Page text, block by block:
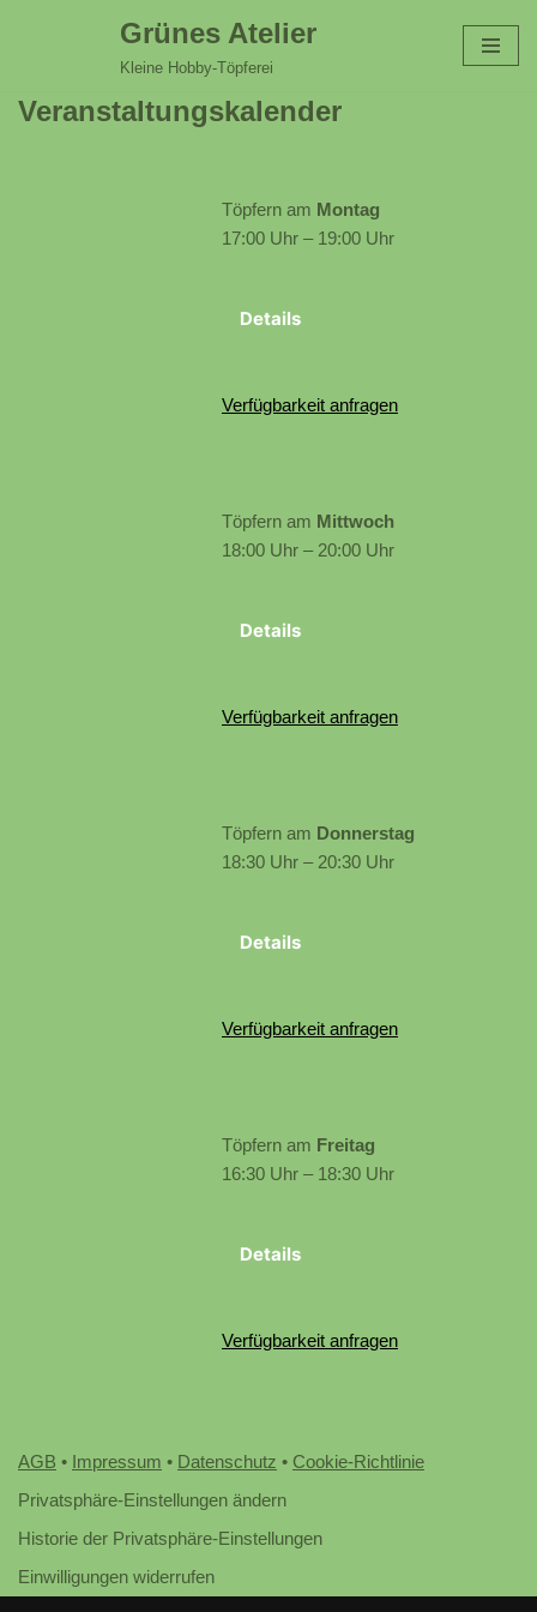
springen
Grünes Atelier
Kleine Hobby-Töpferei
Veranstaltungskalender
Töpfern am Montag
17:00 Uhr – 19:00 Uhr
Details
Verfügbarkeit anfragen
Töpfern am Mittwoch
18:00 Uhr – 20:00 Uhr
Details
Verfügbarkeit anfragen
Töpfern am Donnerstag
18:30 Uhr – 20:30 Uhr
Details
Verfügbarkeit anfragen
Töpfern am Freitag
16:30 Uhr – 18:30 Uhr
Details
Verfügbarkeit anfragen
AGB • Impressum • Datenschutz • Cookie-Richtlinie
Privatsphäre-Einstellungen ändern
Historie der Privatsphäre-Einstellungen
Einwilligungen widerrufen